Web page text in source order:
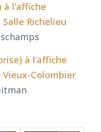
l’affiche
Salle Richelieu
à l’affiche
Vieux-Colombier